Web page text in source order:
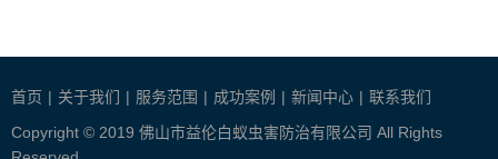
首页 | 关于我们 | 服务范围 | 成功案例 | 新闻中心 | 联系我们
Copyright © 2019 佛山市益伦白蚁虫害防治有限公司 All Rights